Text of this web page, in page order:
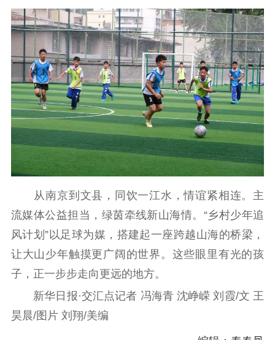
从南京到文县，同饮一江水，情谊紧相连。主
流媒体公益担当，绿茵牵线新山海情。“乡村少年追
风计划”以足球为媒，搭建起一座跨越山海的桥梁，
让大山少年触摸更广阔的世界。这些眼里有光的孩
子，正一步步走向更远的地方。
新华日报·交汇点记者 冯海青 沈峥嵘 刘霞/文 王
昊晨/图片 刘翔/美编